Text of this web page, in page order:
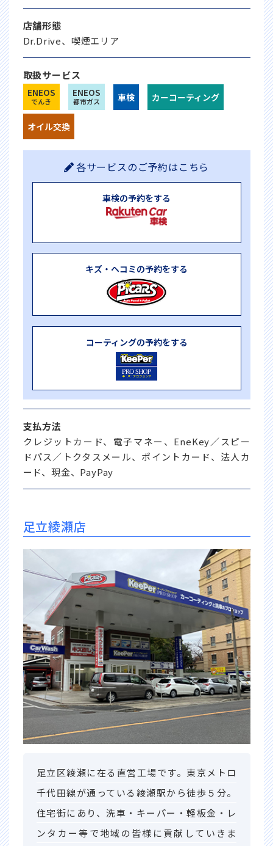
店舗形態
Dr.Drive、喫煙エリア
取扱サービス
ENEOS
でんき
ENEOS
都市ガス 車検 カーコーティング
オイル交換
各サービスのご予約はこちら
車検の予約をする
キズ・ヘコミの予約をする
コーティングの予約をする
支払方法
クレジットカード、電子マネー、EneKey／スピー
ドパス／トクタスメール、ポイントカード、法人カ
ード、現金、PayPay
足立綾瀬店
足立区綾瀬に在る直営工場です。東京メトロ
千代田線が通っている綾瀬駅から徒歩５分。
住宅街にあり、洗車・キーパー・軽板金・レ
ンタカー等で地域の皆様に貢献していきま